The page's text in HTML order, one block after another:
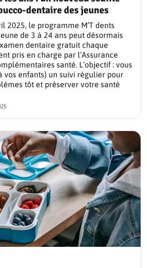
dentaire des jeunes
2025, le programme M’T dents
de 3 à 24 ans peut désormais
dentaire gratuit chaque
pris en charge par l’Assurance
santé. L’objectif : vous
vos enfants) un suivi régulier pour
tôt et préserver votre santé